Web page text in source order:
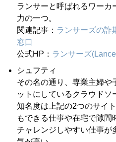
ランサーと呼ばれるワーカ
力の一つ。
関連記事： ランサーズの詐
窓口
公式HP： ランサーズ
シュフティ
その名の通り、専業主婦や
ットにしているクラウドソ
知名度は上記の2つのサイ
もできる仕事や在宅で隙間
チャレンジしやすい仕事が